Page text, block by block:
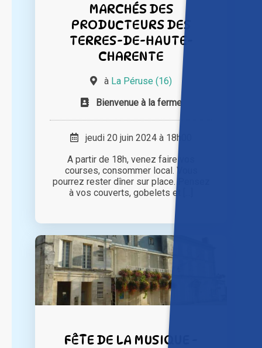
MARCHÉS DES
PRODUCTEURS DES
TERRES-DE-HAUTE-
CHARENTE
à La Péruse (16)
Bienvenue à la ferme
jeudi 20 juin 2024 à 18h00
A partir de 18h, venez faire vos
courses, consommer local. Vous
pourrez rester dîner sur place. Pensez
à vos couverts, gobelets et [...]
FÊTE DE LA MUSIQUE -